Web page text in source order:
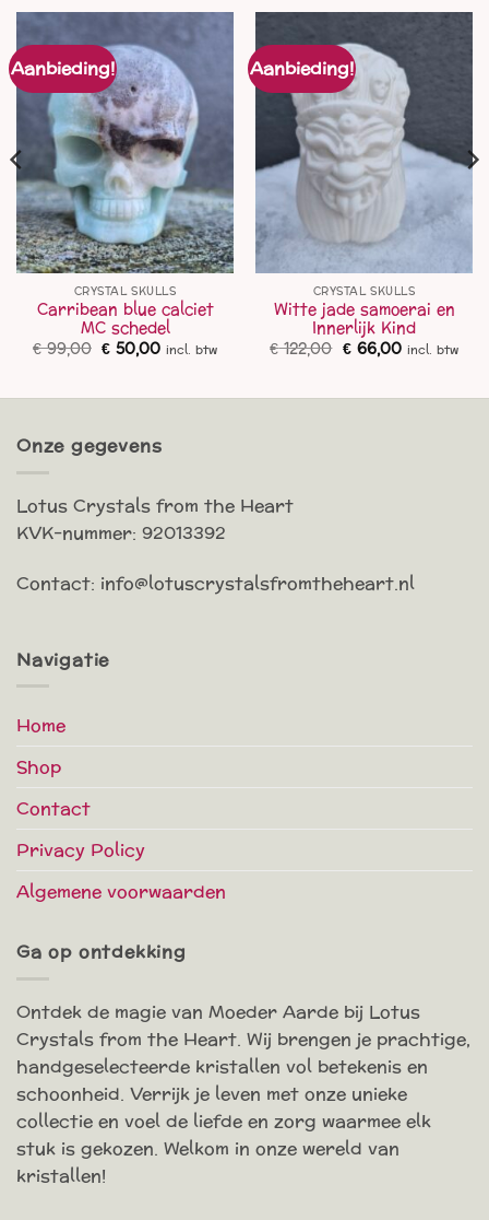
Aanbieding!
CRYSTAL SKULLS
Carribean blue calciet
MC schedel
€99,00 Oorspronkelijke
prijs
€ 50,00Huidige
prijs
incl. btw
Aanbieding!
CRYSTAL SKULLS
Witte jade samoerai en
Innerlijk Kind
€122,00 Oorspronkelijke
prijs
€66,00Huidige
prijs
incl. btw
Onze gegevens
Lotus Crystals from the Heart
KVK-nummer: 92013392
Contact: info@lotuscrystalsfromtheheart.nl
Navigatie
Home
Shop
Contact
Privacy Policy
Algemene voorwaarden
Ga op ontdekking
Ontdek de magie van Moeder Aarde bij Lotus
Crystals from the Heart. Wij brengen je prachtige,
handgeselecteerde kristallen vol betekenis en
schoonheid. Verrijk je leven met onze unieke
collectie en voel de liefde en zorg waarmee elk
stuk is gekozen. Welkom in onze wereld van
kristallen!